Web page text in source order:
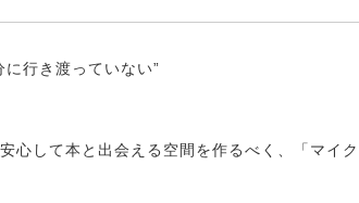
行き渡っていない”
心して本と出会える空間を作るべく、「マイク